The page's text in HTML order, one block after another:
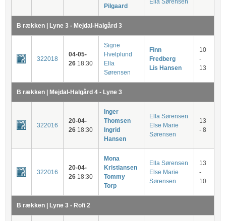
Pilgaard
Ella Sørensen
B rækken | Lyne 3 - Mejdal-Halgård 3
322018
04-05-
26 18:30
Signe
Hvelplund
Ella
Sørensen
Finn
Fredberg
Lis Hansen
10
-
13
B rækken | Mejdal-Halgård 4 - Lyne 3
322016
20-04-
26 18:30
Inger
Thomsen
Ingrid
Hansen
Ella Sørensen
Else Marie
Sørensen
13
- 8
322016
20-04-
26 18:30
Mona
Kristiansen
Tommy
Torp
Ella Sørensen
Else Marie
Sørensen
13
-
10
B rækken | Lyne 3 - Rofi 2